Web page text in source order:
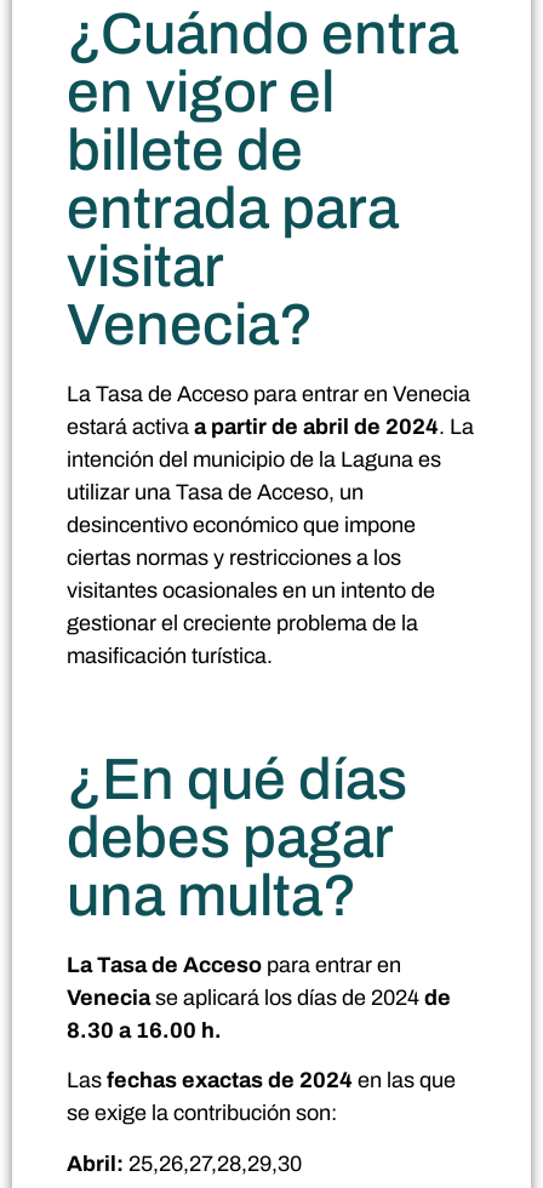
¿Cuándo entra
en vigor el
billete de
entrada para
visitar
Venecia?
La Tasa de Acceso para entrar en Venecia
estará activa a partir de abril de 2024. La
intención del municipio de la Laguna es
utilizar una Tasa de Acceso, un
desincentivo económico que impone
ciertas normas y restricciones a los
visitantes ocasionales en un intento de
gestionar el creciente problema de la
masificación turística.
¿En qué días
debes pagar
una multa?
La Tasa de Acceso para entrar en
Veneciase aplicará los días de 2024 de
8.30 a 16.00 h.
Las fechas exactas de 2024 en las que
se exige la contribución son:
Abril: 25,26,27,28,29,30